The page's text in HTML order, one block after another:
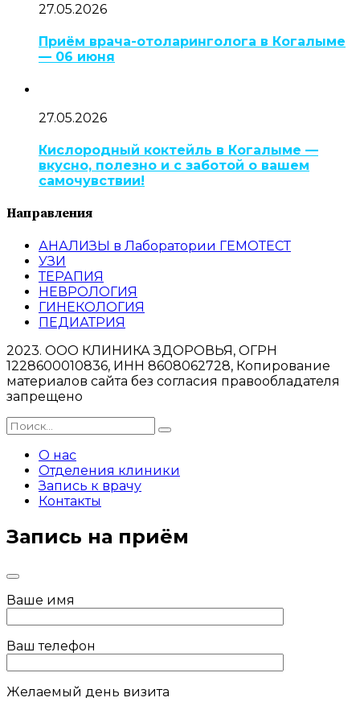
27.05.2026
Приём врача-отоларинголога в Когалыме
— 06 июня
27.05.2026
Кислородный коктейль в Когалыме —
вкусно, полезно и с заботой о вашем
самочувствии!
Направления
АНАЛИЗЫ в Лаборатории ГЕМОТЕСТ
УЗИ
ТЕРАПИЯ
НЕВРОЛОГИЯ
ГИНЕКОЛОГИЯ
ПЕДИАТРИЯ
2023. ООО КЛИНИКА ЗДОРОВЬЯ, ОГРН
1228600010836, ИНН 8608062728, Копирование
материалов сайта без согласия правообладателя
запрещено
О нас
Отделения клиники
Запись к врачу
Контакты
Запись на приём
Ваше имя
Ваш телефон
Желаемый день визита